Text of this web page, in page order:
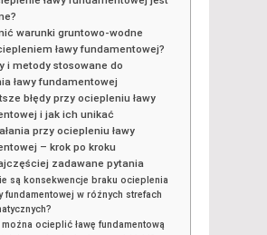
warunki gruntowo-wodne
ławy fundamentowej?
i metody stosowane do
ławy fundamentowej
błędy przy ociepleniu ławy
i jak ich unikać
przy ociepleniu ławy
– krok po kroku
zadawane pytania
są konsekwencje braku ocieplenia
fundamentowej w różnych strefach
można ocieplić ławę fundamentową